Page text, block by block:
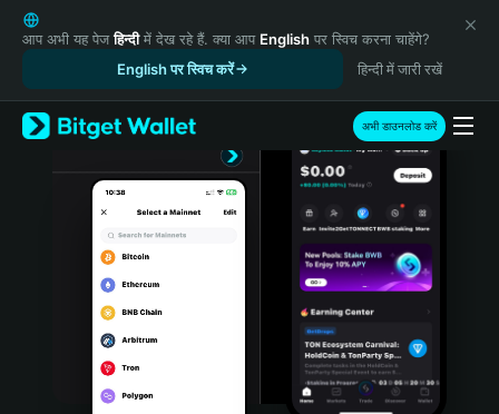
English
日本語
Русский
Español (Latinoamérica)
Türkçe
Português (Portugal)
Bahasa Indonesia
आप अभी यह पेजहिन्दीमें देख रहे हैं. क्या आप English पर स्विच करना चाहेंगे?
English पर स्विच करें
हिन्दी में जारी रखें
अभी डाउनलोड करें